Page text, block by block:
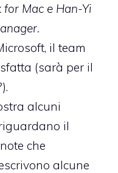
Mac e Han-Yi
il team
(sarà per il
alcuni
il
che
alcune